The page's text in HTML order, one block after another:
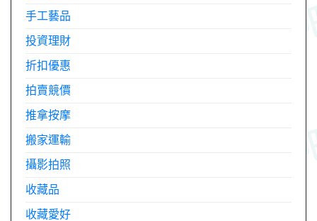
手工藝品
投資理財
折扣優惠
拍賣競價
推拿按摩
搬家運輸
攝影拍照
收藏品
收藏愛好